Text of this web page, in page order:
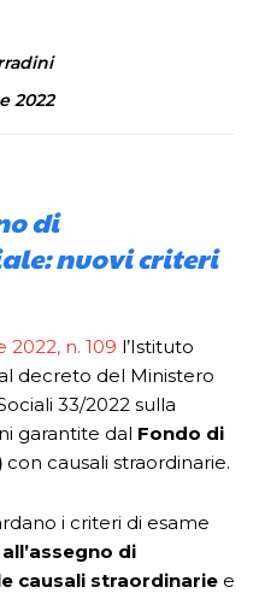
2022
di
nuovi criteri
n. 109 l’Istituto
decreto del Ministero
33/2022 sulla
garantite dal Fondo di
con causali straordinarie.
i criteri di esame
di
causali straordinarie e